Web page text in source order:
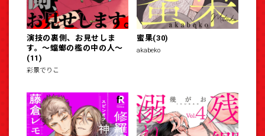
演技の裏側、お見せしま
す。～蟷螂の檻の中の人～
(11)
彩景でりこ
蜜果(30)
akabeko